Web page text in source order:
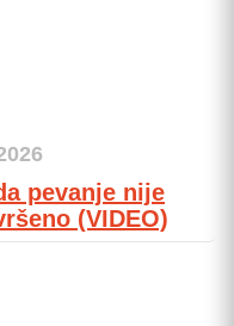
pevanje nije
(VIDEO)